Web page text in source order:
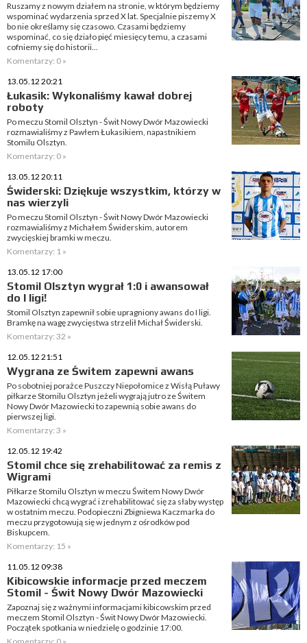
Ruszamy z nowym działem na stronie, w którym będziemy
wspominać wydarzenia sprzed X lat. Specjalnie piszemy X
bo nie określamy się czasowo. Czasami będziemy
wspominać, co się działo pięć miesięcy temu, a czasami
cofniemy się do historii...
Komentarzy: 0 »
13.05.12 20:21
Łukasik: Wykonaliśmy kawał dobrej
roboty
Po meczu Stomil Olsztyn - Świt Nowy Dwór Mazowiecki
rozmawialiśmy z Pawłem Łukasikiem, napastnikiem
Stomilu Olsztyn.
Komentarzy: 0 »
13.05.12 20:11
Świderski: Dziękuje wszystkim, którzy w
nas wierzyli
Po meczu Stomil Olsztyn - Świt Nowy Dwór Mazowiecki
rozmawialiśmy z Michałem Świderskim, autorem
zwycięskiej bramki w meczu.
Komentarzy: 1 »
13.05.12 17:00
Stomil Olsztyn wygrał 1:0 i awansował
do I ligi!
Stomil Olsztyn zapewnił sobie upragniony awans do I ligi.
Bramkę na wagę zwycięstwa strzelił Michał Świderski.
Komentarzy: 32 »
12.05.12 21:51
Wygrana ze Świtem zapewni awans
Po sobotniej porażce Puszczy Niepołomice z Wisłą Puławy
piłkarze Stomilu Olsztyn jeżeli wygrają jutro ze Świtem
Nowy Dwór Mazowiecki to zapewnią sobie awans do
pierwszej ligi.
Komentarzy: 3 »
12.05.12 19:42
Stomil chce się zrehabilitować za remis z
Wigrami
Piłkarze Stomilu Olsztyn w meczu Świtem Nowy Dwór
Mazowiecki chcą wygrać i zrehabilitować się za słaby występ
w ostatnim meczu. Podopieczni Zbigniewa Kaczmarka do
meczu przygotowują się w jednym z ośrodków pod
Biskupcem.
Komentarzy: 15 »
11.05.12 09:38
Kibicowskie informacje przed meczem
Stomil - Świt Nowy Dwór Mazowiecki
Zapoznaj się z ważnymi informacjami kibicowskim przed
meczem Stomil Olsztyn - Świt Nowy Dwór Mazowiecki.
Początek spotkania w niedzielę o godzinie 17:00.